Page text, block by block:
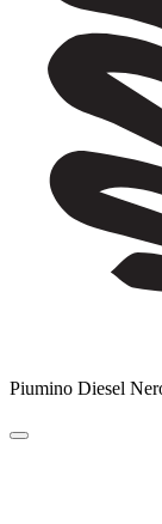
Piumino Diesel